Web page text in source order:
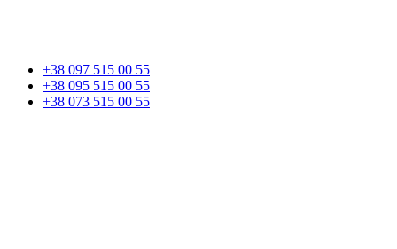
+38 097 515 00 55
+38 095 515 00 55
+38 073 515 00 55